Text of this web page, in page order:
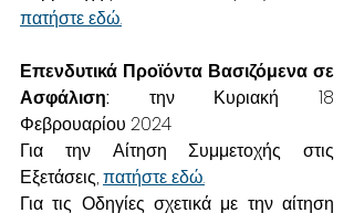
πατήστε εδώ.
Επενδυτικά Προϊόντα Βασιζόμενα σε
Ασφάλιση: την Κυριακή 18
Φεβρουαρίου 2024
Για την Αίτηση Συμμετοχής στις
Εξετάσεις, πατήστε εδώ.
Για τις Οδηγίες σχετικά με την αίτηση